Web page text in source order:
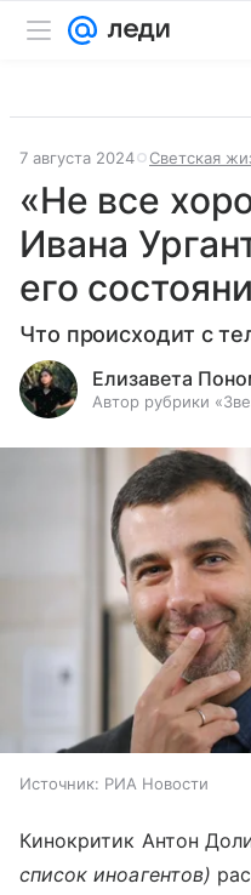
7 августа 2024 Светская
«Не все
Ивана
его
Что происходит с
Елизавета
Автор рубрики
Источник: РИА Новости
Кинокритик Антон
список иноагентов)